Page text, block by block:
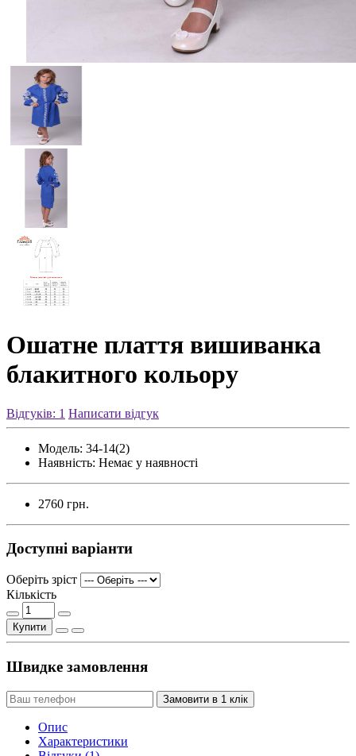
Ошатне плаття вишиванка
блакитного кольору
Відгуків: 1 Написати відгук
Модель: 34-14(2)
Наявність: Немає у наявності
2760 грн.
Доступні варіанти
Оберіть зріст
Кількість
Купити
Швидке замовлення
Замовити в 1 клік
Опис
Характеристики